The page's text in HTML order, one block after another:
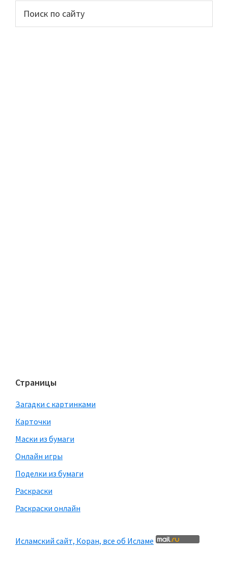
Основной
сайдбар
Страницы
Загадки с картинками
Карточки
Маски из бумаги
Онлайн игры
Поделки из бумаги
Раскраски
Раскраски онлайн
Исламский сайт, Коран, все об Исламе